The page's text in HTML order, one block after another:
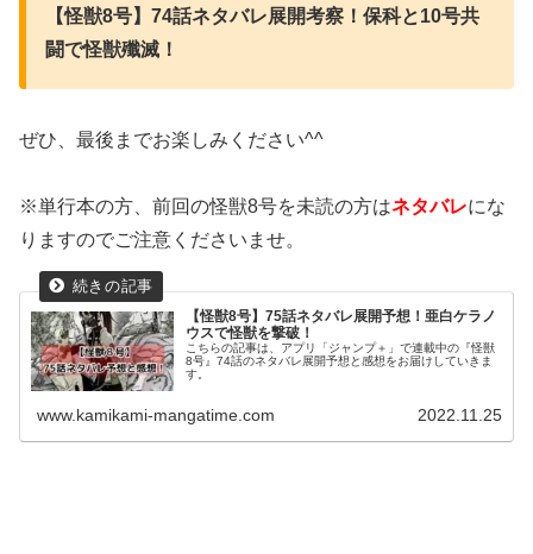
【怪獣8号】74話ネタバレ展開考察！保科と10号共
闘で怪獣殲滅！
ぜひ、最後までお楽しみください^^
※単行本の方、前回の怪獣8号を未読の方はネタバレにな
りますのでご注意くださいませ。
【怪獣8号】75話ネタバレ展開予想！亜白ケラノ
ウスで怪獣を撃破！
こちらの記事は、アプリ「ジャンプ＋」で連載中の『怪獣
8号』74話のネタバレ展開予想と感想をお届けしていきま
す。
www.kamikami-mangatime.com 2022.11.25